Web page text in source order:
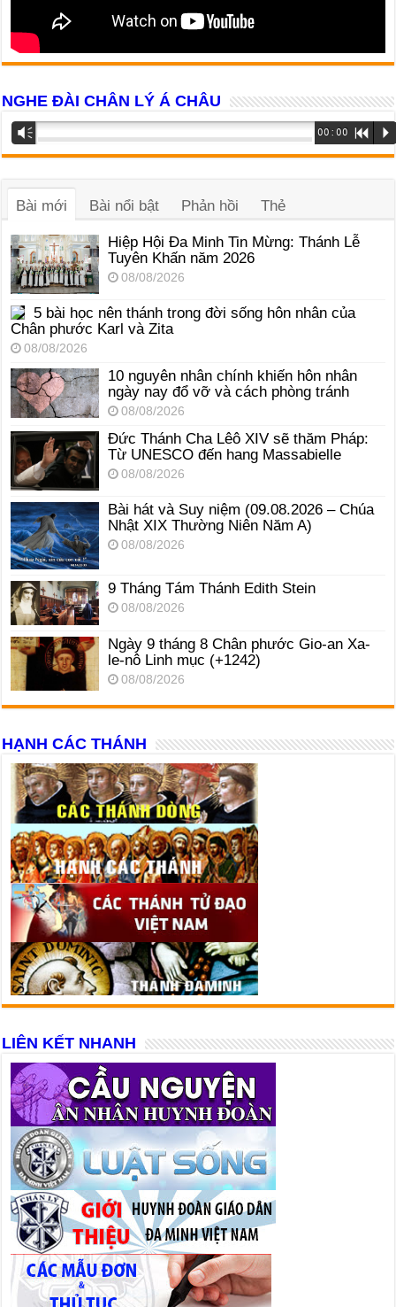
NGHE ĐÀI CHÂN LÝ Á CHÂU
Trình
phát
Vm 00:00 R P
Bài mới Bài nổi bật Phản hồi Thẻ
Hiệp Hội Đa Minh Tin Mừng: Thánh Lễ
Tuyên Khấn năm 2026
08/08/2026
5 bài học nên thánh trong đời sống hôn nhân của
Chân phước Karl và Zita
08/08/2026
10 nguyên nhân chính khiến hôn nhân
ngày nay đổ vỡ và cách phòng tránh
08/08/2026
Đức Thánh Cha Lêô XIV sẽ thăm Pháp:
Từ UNESCO đến hang Massabielle
08/08/2026
Bài hát và Suy niệm (09.08.2026 – Chúa
Nhật XIX Thường Niên Năm A)
08/08/2026
9 Tháng Tám Thánh Edith Stein
08/08/2026
Ngày 9 tháng 8 Chân phước Gio-an Xa-
le-nô Linh mục (+1242)
08/08/2026
HẠNH CÁC THÁNH
LIÊN KẾT NHANH